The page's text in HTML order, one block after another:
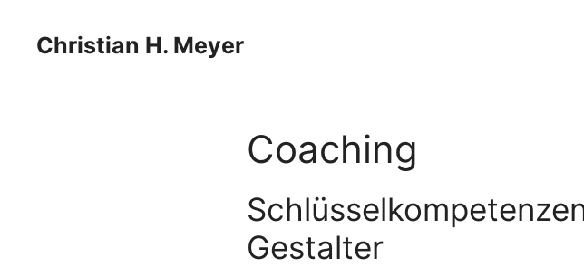
springen
springenChristian H. Meyer
Coaching
Gestalter